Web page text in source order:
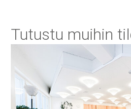
Tutustu muihin